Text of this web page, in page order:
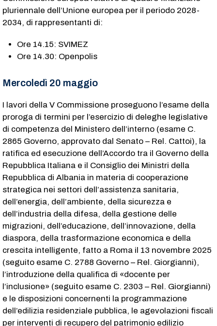
pluriennale dell’Unione europea per il periodo 2028-
2034, di rappresentanti di:
Ore 14.15: SVIMEZ
Ore 14.30: Openpolis
Mercoledì 20 maggio
I lavori della V Commissione proseguono l’esame della
proroga di termini per l’esercizio di deleghe legislative
di competenza del Ministero dell’interno (esame C.
2865​ Governo, approvato dal Senato – Rel. Cattoi), la
ratifica ed esecuzione dell’Accordo tra il Governo della
Repubblica Italiana e il Consiglio dei Ministri della
Repubblica di Albania in materia di cooperazione
strategica nei settori dell’assistenza sanitaria,
dell’energia, dell’ambiente, della sicurezza e
dell’industria della difesa, della gestione delle
migrazioni, dell’educazione, dell’innovazione, della
diaspora, della trasformazione economica e della
crescita intelligente, fatto a Roma il 13 novembre 2025
(seguito esame C. 2788​ Governo – Rel. Giorgianni),
l’introduzione della qualifica di «docente per
l’inclusione» (seguito esame C. 2303​ – Rel. Giorgianni)
e le disposizioni concernenti la programmazione
dell’edilizia residenziale pubblica, le agevolazioni fiscali
per interventi di recupero del patrimonio edilizio